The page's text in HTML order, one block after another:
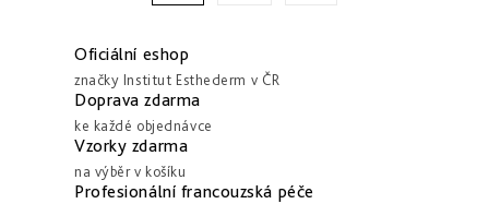
Oficiální eshop
značky Institut Esthederm v ČR
Doprava zdarma
ke každé objednávce
Vzorky zdarma
na výběr v košíku
Profesionální francouzská péče